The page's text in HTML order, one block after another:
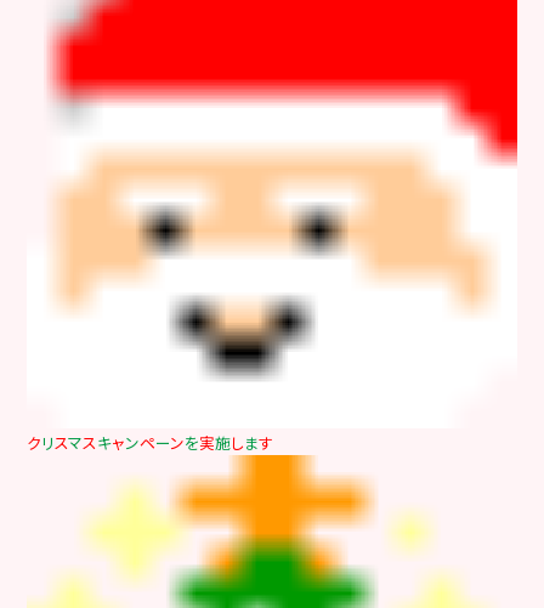
クリスマスキャンペーンを実施します